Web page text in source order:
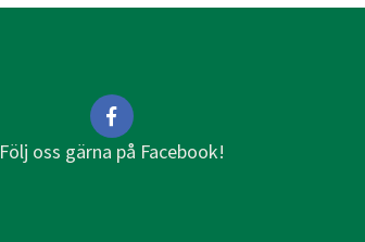
Följ oss gärna på Facebook!